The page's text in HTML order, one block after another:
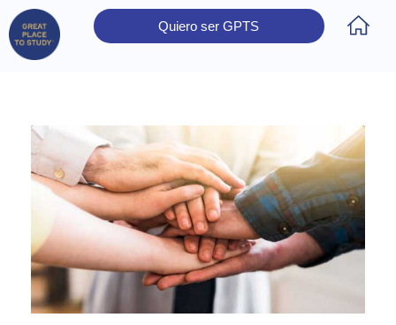
Quiero ser GPTS